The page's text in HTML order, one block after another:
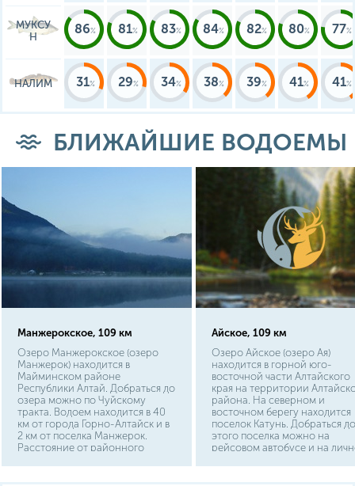
МУКСУ
Н
86 81 83 84 82 80 77
НАЛИМ 31 29 34 38 39 41 41
БЛИЖАЙШИЕ ВОДОЕМЫ
Манжерокское, 109 км
Озеро Манжерокское (озеро
Манжерок) находится в
Майминском районе
Республики Алтай. Добраться до
озера можно по Чуйскому
тракта. Водоем находится в 40
км от города Горно-Алтайск и в
2 км от поселка Манжерок.
Расстояние от районного
Айское, 109 км
Озеро Айское (озеро Ая)
находится в горной юго-
восточной части Алтайского
края на территории
района. На северном и
восточном берегу находится
поселок Катунь. Добраться до
этого поселка можно на
рейсовом автобусе и на